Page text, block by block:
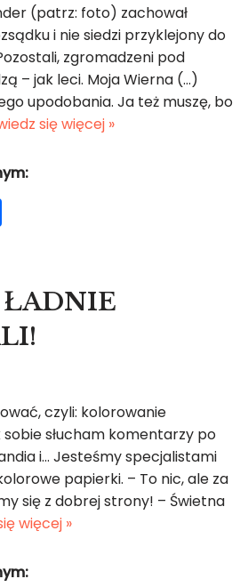
(patrz: foto) zachował
i nie siedzi przyklejony do
zgromadzeni pod
– jak leci. Moja Wierna (…)
upodobania. Ja też muszę, bo
się więcej »
e
czyli: kolorowanie
słucham komentarzy po
i… Jesteśmy specjalistami
papierki. – To nic, ale za
się z dobrej strony! – Świetna
więcej »